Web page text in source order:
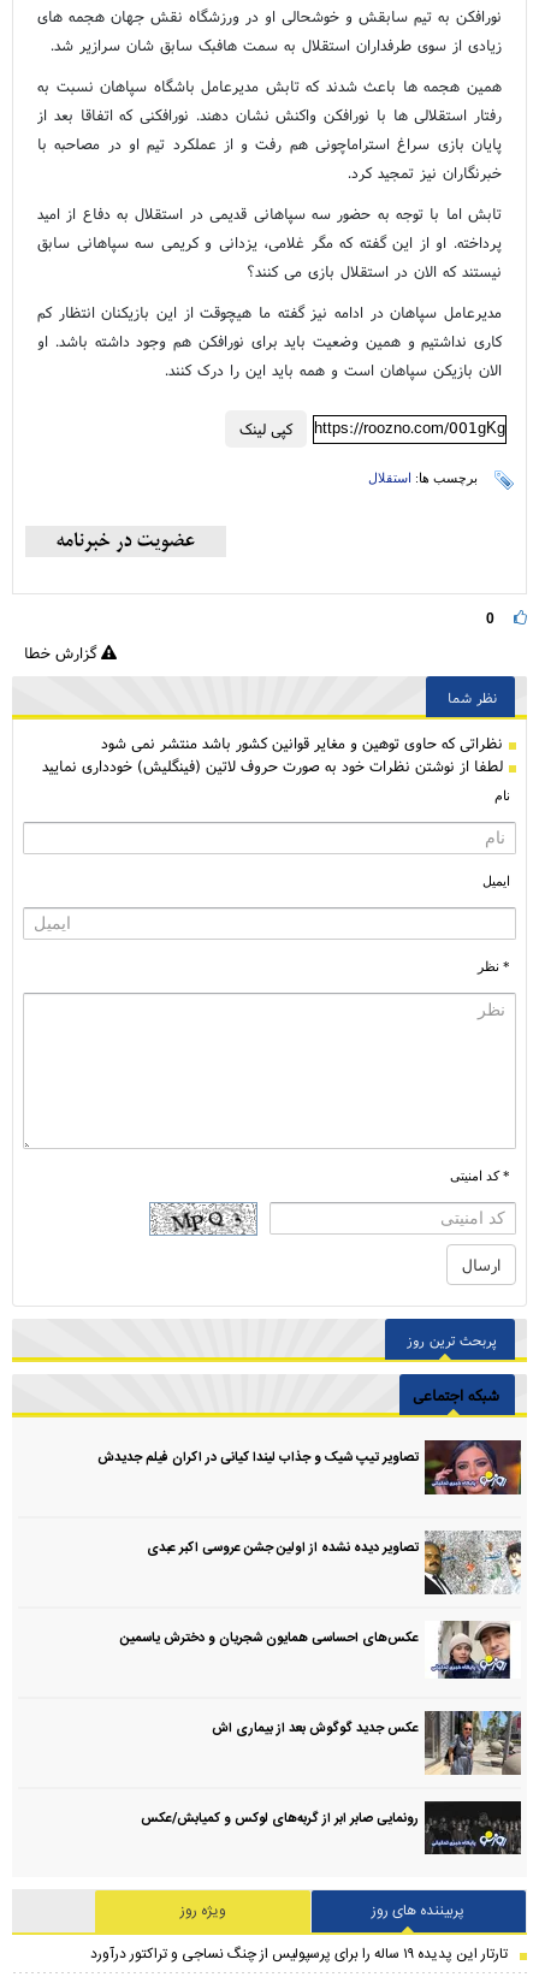
نورافکن به تیم سابقش و خوشحالی او در ورزشگاه نقش جهان هجمه های
زیادی از سوی طرفداران استقلال به سمت هافبک سابق شان سرازیر شد.
همین هجمه ها باعث شدند که تابش مدیرعامل باشگاه سپاهان نسبت به
رفتار استقلالی ها با نورافکن واکنش نشان دهند. نورافکنی که اتفاقا بعد از
پایان بازی سراغ استراماچونی هم رفت و از عملکرد تیم او در مصاحبه با
خبرنگاران نیز تمجید کرد.
تابش اما با توجه به حضور سه سپاهانی قدیمی در استقلال به دفاع از امید
پرداخته. او از این گفته که مگر غلامی، یزدانی و کریمی سه سپاهانی سابق
نیستند که الان در استقلال بازی می کنند؟
مدیرعامل سپاهان در ادامه نیز گفته ما هیچوقت از این بازیکنان انتظار کم
کاری نداشتیم و همین وضعیت باید برای نورافکن هم وجود داشته باشد. او
الان بازیکن سپاهان است و همه باید این را درک کنند.
کپی لینک https://roozno.com/001gKg
برچسب ها: استقلال
0
گزارش خطا
نظر شما
نظراتی كه حاوی توهین و مغایر قوانین کشور باشد منتشر نمی شود
لطفا از نوشتن نظرات خود به صورت حروف لاتین (فینگلیش) خودداری نمایید
نام
ایمیل
* نظر
* کد امنیتی
پربحث ترین روز
شبکه اجتماعی
تصاویر تیپ شیک و جذاب لیندا کیانی در اکران فیلم جدیدش
تصاویر دیده نشده از اولین جشن عروسی اکبر عبدی
عکس‌های احساسی همایون شجریان و دخترش یاسمین
عکس جدید گوگوش بعد از بیماری اش
رونمایی صابر ابر از گربه‌های لوکس و کمیابش/عکس
پربیننده های روز
ویژه روز
تارتار این پدیده ۱۹ ساله را برای پرسپولیس از چنگ نساجی و تراکتور درآورد